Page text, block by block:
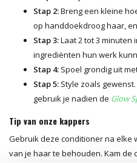
Stap 2:Breng een kleine
op handdoekdroog haar,
Stap 3:Laat 2 tot 3
ingrediënten hun werk
Stap 4: Spoel grondig uit
Stap 5: Style zoals
gebruik je nadien de Glow
Tip van onze kappers
Gebruik deze conditioner na elke
van je haar te behouden. Kam de